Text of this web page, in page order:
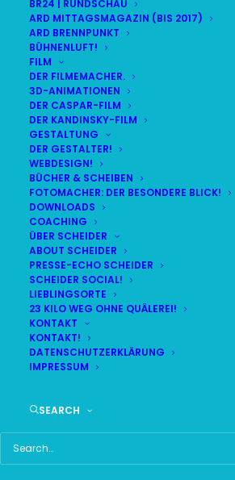
BR24 | RUNDSCHAU
ARD MITTAGSMAGAZIN (BIS 2017)
ARD BRENNPUNKT
BÜHNENLUFT!
FILM
DER FILMEMACHER.
3D-ANIMATIONEN
DER CASPAR-FILM
DER KANDINSKY-FILM
GESTALTUNG
DER GESTALTER!
WEBDESIGN!
BÜCHER & SCHEIBEN
FOTOMACHER: DER BESONDERE BLICK!
DOWNLOADS
COACHING
ÜBER SCHEIDER
ABOUT SCHEIDER
PRESSE-ECHO SCHEIDER
SCHEIDER SOCIAL!
LIEBLINGSORTE
23 KILO WEG OHNE QUÄLEREI!
KONTAKT
KONTAKT!
DATENSCHUTZERKLÄRUNG
IMPRESSUM
SEARCH
© STEFAN SCHEIDER
LIVE(alle Termine
DEMNÄCHST:
SA
08
AUG
BR24 | 18.30 UHR
BR MÜNCHEN FREIMANN
HAUPTMENÜ
SCHEIDER STARTSEITE
UKRAINE WAR DAY-COUNTER
TERMINE